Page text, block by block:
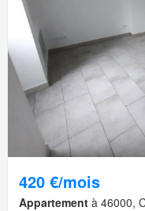
420 €/mois
Appartement à 46000,